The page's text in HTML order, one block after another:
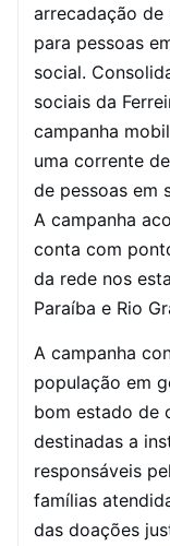
arrecadação
para pessoas
social.
sociais da
campanha
uma corrente
de pessoas em
A campanha
conta com
da rede nos
Paraíba e Rio
A campanha
população em
bom estado de
destinadas a
responsáveis
famílias
das doações